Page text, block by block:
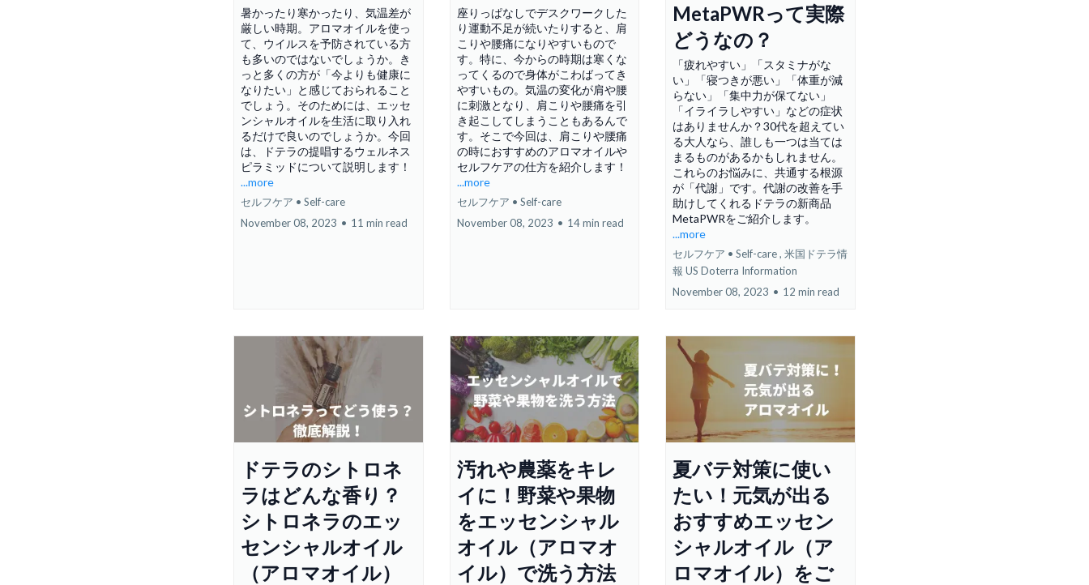
暑かったり寒かったり、気温差が
厳しい時期。アロマオイルを使っ
て、ウイルスを予防されている方
も多いのではないでしょうか。き
っと多くの方が「今よりも健康に
なりたい」と感じておられること
でしょう。そのためには、エッセ
ンシャルオイルを生活に取り入れ
るだけで良いのでしょうか。今回
は、ドテラの提唱するウェルネス
ピラミッドについて説明します！
...more
セルフケア • Self-care
November 08, 2023 • 11 min read
座りっぱなしでデスクワークした
り運動不足が続いたりすると、肩
こりや腰痛になりやすいもので
す。特に、今からの時期は寒くな
ってくるので身体がこわばってき
やすいもの。気温の変化が肩や腰
に刺激となり、肩こりや腰痛を引
き起こしてしまうこともあるんで
す。そこで今回は、肩こりや腰痛
の時におすすめのアロマオイルや
セルフケアの仕方を紹介します！
...more
セルフケア • Self-care
November 08, 2023 • 14 min read
MetaPWRって実際
どうなの？
「疲れやすい」「スタミナがな
い」「寝つきが悪い」「体重が減
らない」「集中力が保てない」
「イライラしやすい」などの症状
はありませんか？30代を超えてい
る大人なら、誰しも一つは当ては
まるものがあるかもしれません。
これらのお悩みに、共通する根源
が「代謝」です。代謝の改善を手
助けしてくれるドテラの新商品
MetaPWRをご紹介します。
...more
セルフケア • Self-care , 米国ドテラ情
報 US Doterra Information
November 08, 2023 • 12 min read
ドテラのシトロネ
ラはどんな香り？
シトロネラのエッ
センシャルオイル
（アロマオイル）
汚れや農薬をキレ
イに！野菜や果物
をエッセンシャル
オイル（アロマオ
イル）で洗う方法
夏バテ対策に使い
たい！元気が出る
おすすめエッセン
シャルオイル（ア
ロマオイル）をご